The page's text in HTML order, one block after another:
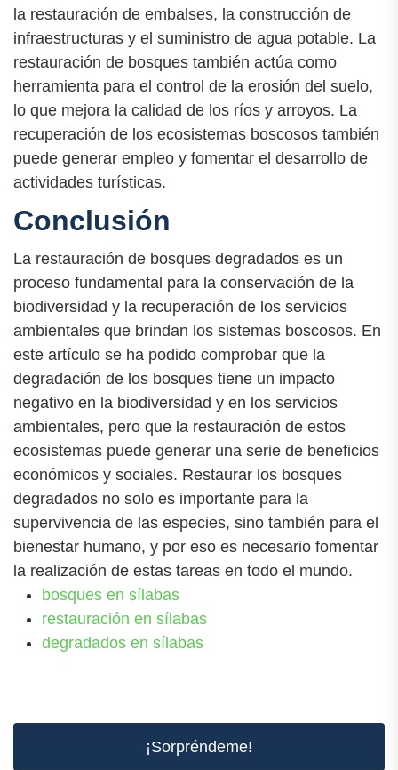
la restauración de embalses, la construcción de
infraestructuras y el suministro de agua potable. La
restauración de bosques también actúa como
herramienta para el control de la erosión del suelo,
lo que mejora la calidad de los ríos y arroyos. La
recuperación de los ecosistemas boscosos también
puede generar empleo y fomentar el desarrollo de
actividades turísticas.
Conclusión
La restauración de bosques degradados es un
proceso fundamental para la conservación de la
biodiversidad y la recuperación de los servicios
ambientales que brindan los sistemas boscosos. En
este artículo se ha podido comprobar que la
degradación de los bosques tiene un impacto
negativo en la biodiversidad y en los servicios
ambientales, pero que la restauración de estos
ecosistemas puede generar una serie de beneficios
económicos y sociales. Restaurar los bosques
degradados no solo es importante para la
supervivencia de las especies, sino también para el
bienestar humano, y por eso es necesario fomentar
la realización de estas tareas en todo el mundo.
bosques en sílabas
restauración en sílabas
degradados en sílabas
¡Sorpréndeme!